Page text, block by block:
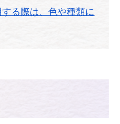
る際は、色や種類に